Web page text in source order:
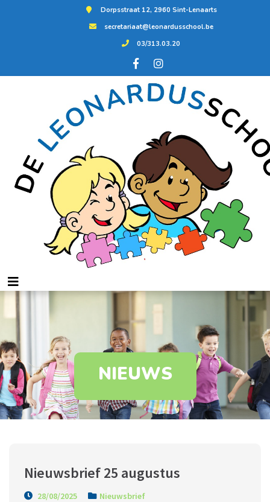
Dorpsstraat 12, 2960 Sint-Lenaarts
secretariaat@leonardusschool.be
03/313.03.20
NIEUWS
Nieuwsbrief 25 augustus
28/08/2025 Nieuwsbrief